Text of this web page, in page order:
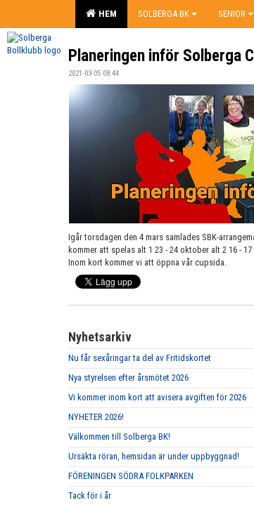
HEM SOLBERGA BK SENIOR
Planeringen inför Solberga
2021-03-05 08:44
Igår torsdagen den 4 mars samlades SBK-
kommer att spelas alt 1 23 - 24 oktober alt 2 16 -
Inom kort kommer vi att öppna vår cupsida.
Nyhetsarkiv
Nu får sexåringar ta del av Fritidskortet
Nya styrelsen efter årsmötet 2026
Vi kommer inom kort att avisera avgiften för 2026
NYHETER 2026!
Välkommen till Solberga BK!
Ursäkta röran, hemsidan är under uppbyggnad!
FÖRENINGEN SÖDRA FOLKPARKEN
Tack för i år